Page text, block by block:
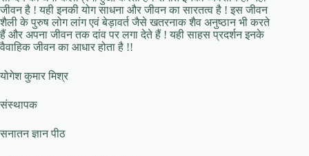
जीवन है ! यही इनकी योग साधना और जीवन का सारतत्व है ! इस जीवन
शैली के पुरुष लोग लांग एवं बेड़ावर्त जैसे खतरनाक शैव अनुष्ठान भी करते
हैं और अपना जीवन तक दांव पर लगा देते हैं ! यही साहस प्रदर्शन इनके
वैवाहिक जीवन का आधार होता है !!
योगेश कुमार मिश्र
संस्थापक
सनातन ज्ञान पीठ